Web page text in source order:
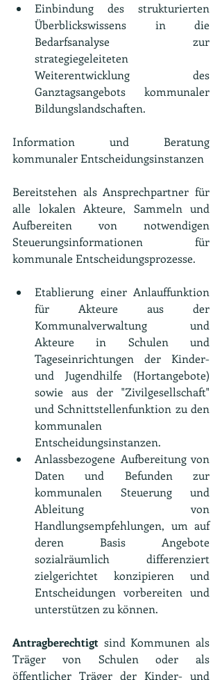
Einbindung des strukturierten
Überblickswissens in die
Bedarfsanalyse zur
strategiegeleiteten
Weiterentwicklung des
Ganztagsangebots kommunaler
Bildungslandschaften.
Information und Beratung
kommunaler Entscheidungsinstanzen
Bereitstehen als Ansprechpartner für
alle lokalen Akteure, Sammeln und
Aufbereiten von notwendigen
Steuerungsinformationen für
kommunale Entscheidungsprozesse.
Etablierung einer Anlauffunktion
für Akteure aus der
Kommunalverwaltung und
Akteure in Schulen und
Tageseinrichtungen der Kinder-
und Jugendhilfe (Hortangebote)
sowie aus der "Zivilgesellschaft"
und Schnittstellenfunktion zu den
kommunalen
Entscheidungsinstanzen.
Anlassbezogene Aufbereitung von
Daten und Befunden zur
kommunalen Steuerung und
Ableitung von
Handlungsempfehlungen, um auf
deren Basis Angebote
sozialräumlich differenziert
zielgerichtet konzipieren und
Entscheidungen vorbereiten und
unterstützen zu können.
Antragberechtigt sind Kommunen als
Träger von Schulen oder als
öffentlicher Träger der Kinder- und